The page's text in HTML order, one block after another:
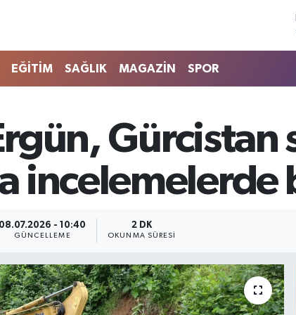
EĞİTİM SAĞLIK MAGAZİN SPOR
Gürcistan
incelemelerde
08.07.2026 - 10:40
GÜNCELLEME
2 DK
OKUNMA SÜRESI